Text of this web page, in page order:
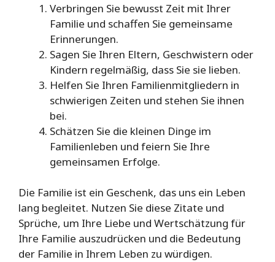
Verbringen Sie bewusst Zeit mit Ihrer
Familie und schaffen Sie gemeinsame
Erinnerungen.
Sagen Sie Ihren Eltern, Geschwistern oder
Kindern regelmäßig, dass Sie sie lieben.
Helfen Sie Ihren Familienmitgliedern in
schwierigen Zeiten und stehen Sie ihnen
bei.
Schätzen Sie die kleinen Dinge im
Familienleben und feiern Sie Ihre
gemeinsamen Erfolge.
Die Familie ist ein Geschenk, das uns ein Leben
lang begleitet. Nutzen Sie diese Zitate und
Sprüche, um Ihre Liebe und Wertschätzung für
Ihre Familie auszudrücken und die Bedeutung
der Familie in Ihrem Leben zu würdigen.